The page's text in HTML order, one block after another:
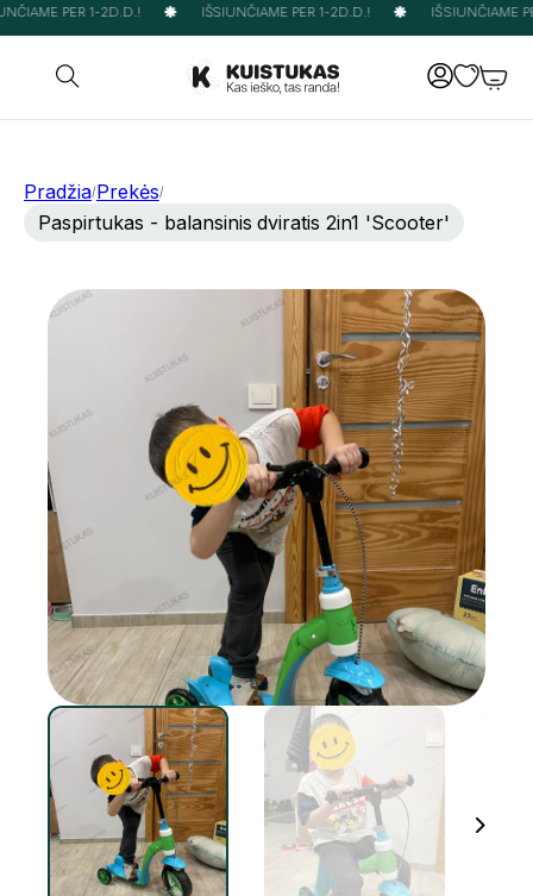
PER 1-2D.D.! IŠSIUNČIAME PER 1-2D.D.! IŠSIUNČIAME
Pradžia/Prekės/
Paspirtukas - balansinis dviratis 2in1 'Scooter'